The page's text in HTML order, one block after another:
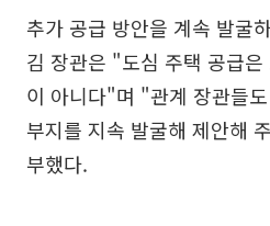
추가 공급 방안을 계속 발굴
김 장관은 "도심 주택 공급
이 아니다"며 "관계 장관들
부지를 지속 발굴해 제안해
부했다.